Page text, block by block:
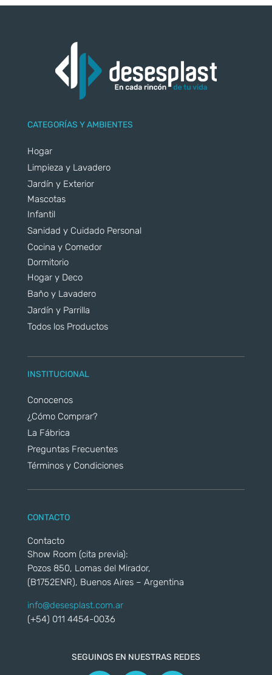
CATEGORÍAS Y AMBIENTES
Hogar
Limpieza y Lavadero
Jardín y Exterior
Mascotas
Infantil
Sanidad y Cuidado Personal
Cocina y Comedor
Dormitorio
Hogar y Deco
Baño y Lavadero
Jardín y Parrilla
Todos los Productos
INSTITUCIONAL
Conocenos
¿Cómo Comprar?
La Fábrica
Preguntas Frecuentes
Términos y Condiciones
CONTACTO
Contacto
Show Room (cita previa):
Pozos 850, Lomas del Mirador,
(B1752ENR), Buenos Aires – Argentina
info@desesplast.com.ar
(+54) 011 4454-0036
SEGUINOS EN NUESTRAS REDES